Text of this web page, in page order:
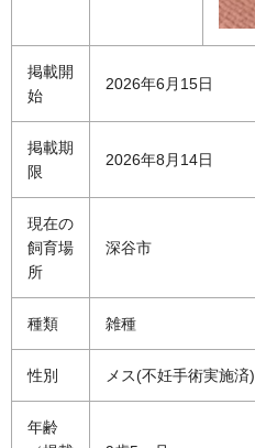
掲載開
始
2026年6月15日
掲載期
限
2026年8月14日
現在の
飼育場
所
深谷市
種類 雑種
性別 メス(不妊手術実施済)
年齢